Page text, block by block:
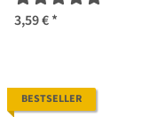
3,59 €*
BESTSELLER